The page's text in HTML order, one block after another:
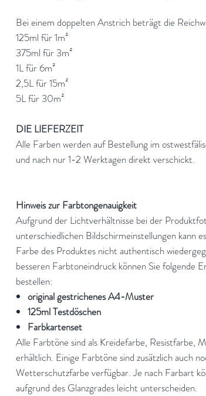
Bei einem doppelten Anstrich beträgt die
125ml für 1m²
375ml für 3m²
1L für 6m²
2,5L für 15m²
5L für 30m²
DIE LIEFERZEIT
Alle Farben werden auf Bestellung im
und nach nur 1-2 Werktagen direkt verschickt.
Hinweis zur Farbtongenauigkeit
Aufgrund der Lichtverhältnisse bei der
unterschiedlichen Bildschirmeinstellungen kann
Farbe des Produktes nicht authentisch
besseren Farbtoneindruck können Sie folgende
bestellen:
original gestrichenes A4-Muster
125ml Testdöschen
Farbkartenset
Alle Farbtöne sind als Kreidefarbe, Resistfarbe,
erhältlich. Einige Farbtöne sind zusätzlich auch
Wetterschutzfarbe verfügbar. Je nach Farbart
aufgrund des Glanzgrades leicht unterscheiden.